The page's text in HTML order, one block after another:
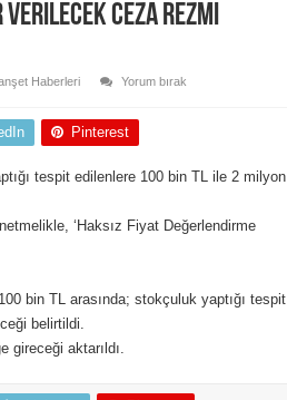
ceza Rezmi
Haberleri
Yorum bırak
Pinterest
tespit edilenlere 100 bin TL ile 2 milyon
‘Haksız Fiyat Değerlendirme
bin TL arasında; stokçuluk yaptığı tespit
belirtildi.
gireceği aktarıldı.